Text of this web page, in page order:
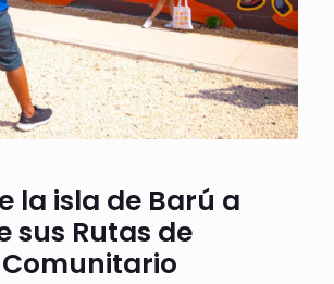
la isla de Barú a
sus Rutas de